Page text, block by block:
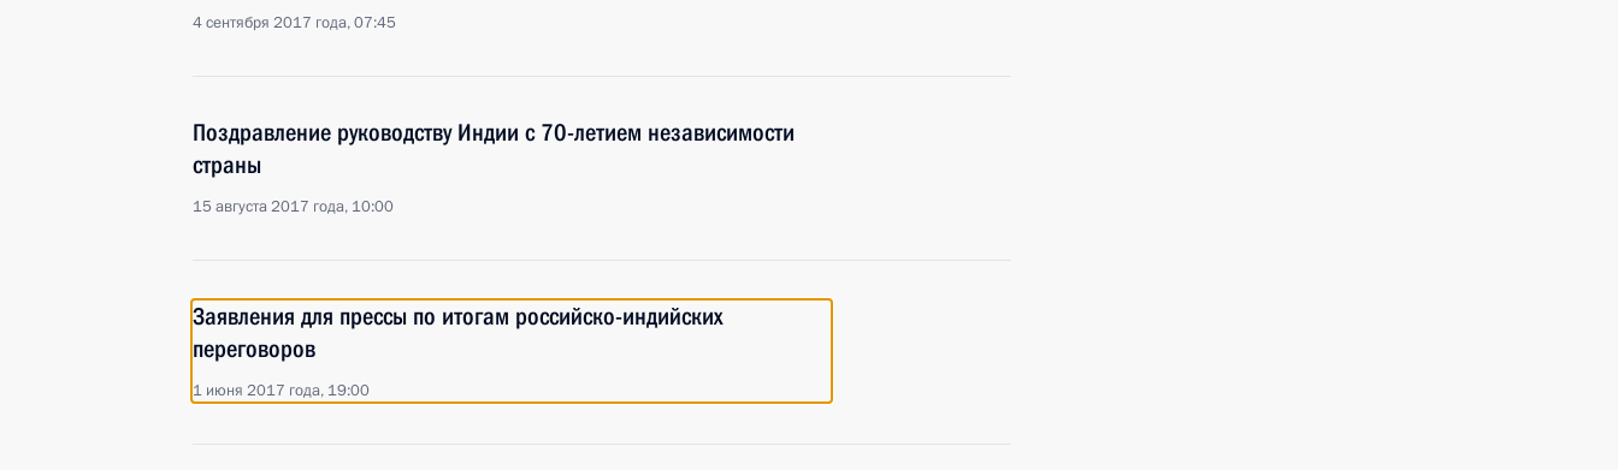
4 сентября 2017 года, 07:45
Поздравление руководству Индии с 70-летием независимости
страны
15 августа 2017 года, 10:00
Заявления для прессы по итогам российско-индийских
переговоров
1 июня 2017 года, 19:00